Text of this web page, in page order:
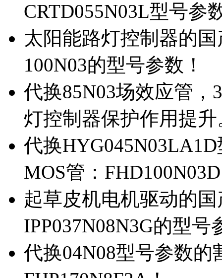
CRTD055N03L型号参
太阳能路灯控制器的
100N03的型号参数！
代换85N03场效应管
灯控制器保护作用提升
代换
MOS管：
起草皮机电机驱动的
IPP037N08N3G的型号
代换04N08型号参数